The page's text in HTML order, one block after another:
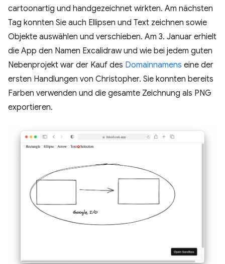
cartoonartig und handgezeichnet wirkten. Am nächsten
Tag konnten Sie auch Ellipsen und Text zeichnen sowie
Objekte auswählen und verschieben. Am 3. Januar erhielt
die App den Namen Excalidraw und wie bei jedem guten
Nebenprojekt war der Kauf des Domainnamens eine der
ersten Handlungen von Christopher. Sie konnten bereits
Farben verwenden und die gesamte Zeichnung als PNG
exportieren.